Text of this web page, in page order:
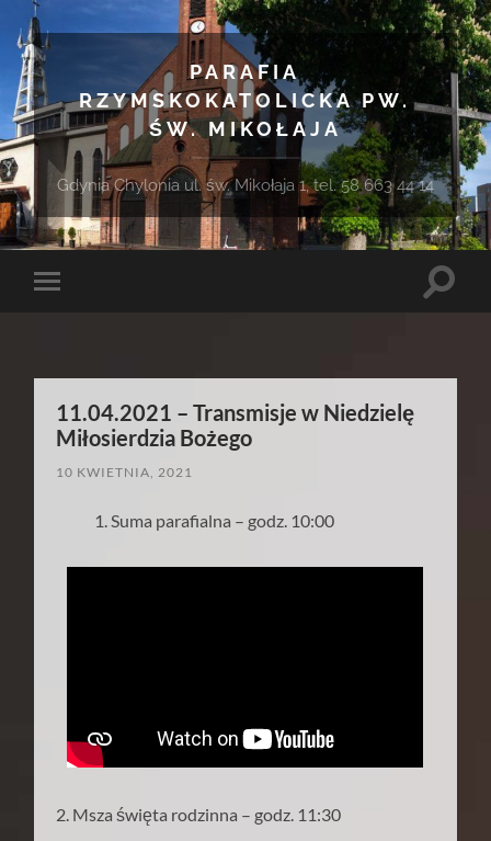
PARAFIA
RZYMSKOKATOLICKA PW.
ŚW. MIKOŁAJA
Gdynia Chylonia ul. św. Mikołaja 1, tel. 58 663 44 14
Toggle
Toggle
11.04.2021 – Transmisje w Niedzielę
Miłosierdzia Bożego
10 KWIETNIA, 2021
Suma parafialna – godz. 10:00
2. Msza święta rodzinna – godz. 11:30